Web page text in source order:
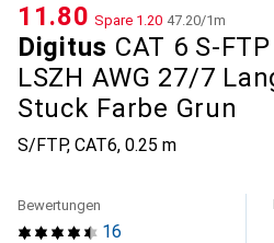
Digitus CAT 6 S-
LSZH AWG 27/7
Stuck Farbe Grun
S/FTP, CAT6, 0.25 m
CHF
11.80 Spare CHF
1.20 CHF
47.20/1m
16
Bewertungen